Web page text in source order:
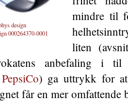
design
000264370-0001
mindre til
liten
anbefaling i
) ga uttrykk for
får en mer omfattende